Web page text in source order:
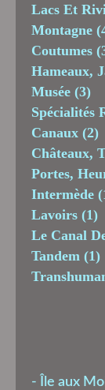
Lacs Et
Montagne
Coutumes
Hameaux,
Musée (3)
Spécialités
Canaux (2)
Châteaux,
Portes,
Intermède
Lavoirs (1)
Le Canal
Tandem (1)
- Île aux